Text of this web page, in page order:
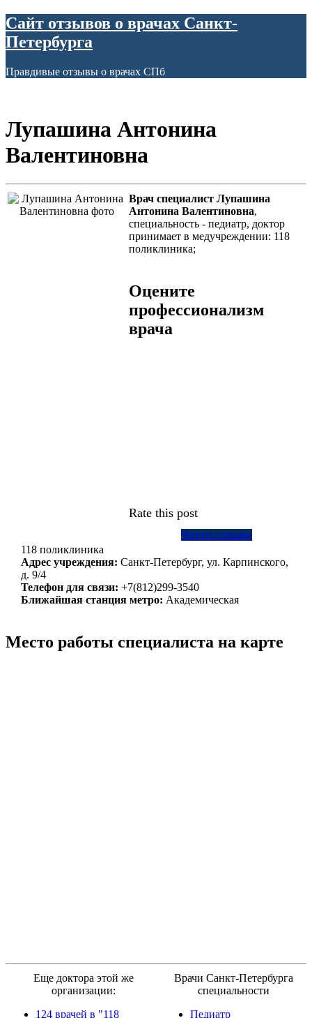
Сайт отзывов о врачах Санкт-
Петербурга
Правдивые отзывы о врачах СПб
Лупашина Антонина
Валентиновна
Врач специалист Лупашина
Антонина Валентиновна,
специальность - педиатр, доктор
принимает в медучреждении: 118
поликлиника;
Оцените
профессионализм
врача
Rate this post
Читать отзывы
118 поликлиника
Адрес учреждения: Санкт-Петербург, ул. Карпинского,
д. 9/4
Телефон для связи: +7(812)299-3540
Ближайшая станция метро: Академическая
Место работы специалиста на карте
Еще доктора этой же
организации:
124 врачей в "118
Врачи Санкт-Петербурга
специальности
Педиатр